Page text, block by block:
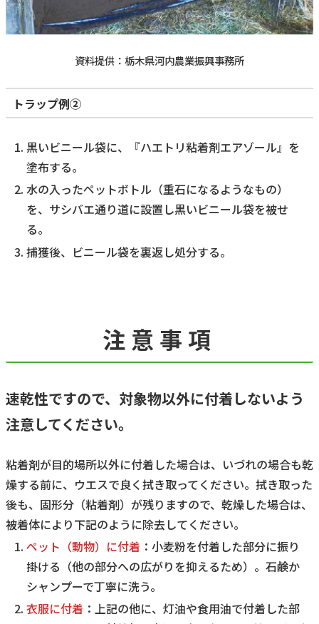
資料提供：栃木県河内農業振興事務所
トラップ例②
黒いビニール袋に、『ハエトリ粘着剤エアゾール』を
塗布する。
水の入ったペットボトル（重石になるようなもの）
を、サシバエ通り道に設置し黒いビニール袋を被せ
る。
捕獲後、ビニール袋を裏返し処分する。
注意事項
速乾性ですので、対象物以外に付着しないよう
注意してください。
粘着剤が目的場所以外に付着した場合は、いづれの場合も乾
燥する前に、ウエスで良く拭き取ってください。拭き取った
後も、固形分（粘着剤）が残りますので、乾燥した場合は、
被着体により下記のように除去してください。
ペット（動物）に付着 ：小麦粉を付着した部分に振り
掛ける（他の部分への広がりを抑えるため）。石鹸か
シャンプーで丁寧に洗う。
衣服に付着 ：上記の他に、灯油や食用油で付着した部